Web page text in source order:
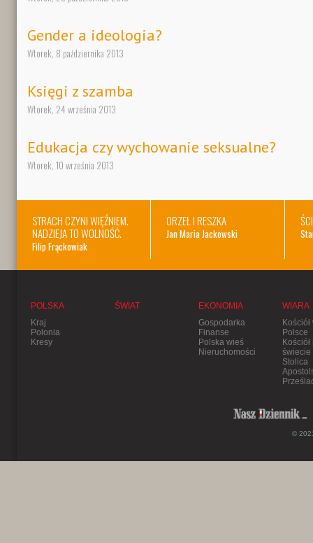
Gender a ideologia?
Wtorek, 8 października 2013
Księgi z szamba
Wtorek, 24 września 2013
Edukacja czy wychowanie seksualne?
Wtorek, 10 września 2013
STRACH CZYNI WIĘŹNIEM.
NADZIEJA TO WOLNOŚĆ.
Filip Frąckowiak
ORZEŁ I RESZKA
Jan Maria Jackowski
POLSKA
Kraj
Polonia
Kresy
ŚWIAT
EKONOMIA
Gospodarka
Finanse
Polska wieś
Nieruchomości
WIARA
Kościół
Polsce
Kościół
świecie
Stolica
©